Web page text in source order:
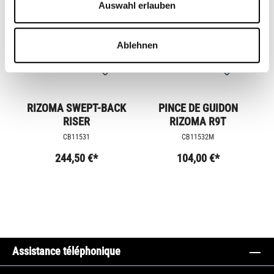
Auswahl erlauben
Ablehnen
RIZOMA SWEPT-BACK
RISER
CB11531
244,50 €*
PINCE DE GUIDON
RIZOMA R9T
CB11532M
104,00 €*
Assistance téléphonique